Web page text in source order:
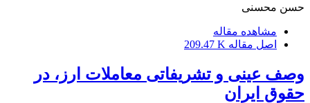
حسن محسنی
مشاهده مقاله
اصل مقاله 209.47 K
وصف عینی و تشریفاتی معاملات ارز، در
حقوق ایران